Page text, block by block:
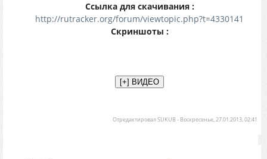
Ссылка для скачивания :
http://rutracker.org/forum/viewtopic.php?t=4330141
Скриншоты :
ОтредактировалSUKUB- Воскресенье, 27.01.2013, 02:41